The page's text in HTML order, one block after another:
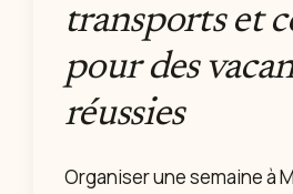
transports et
pour des
réussies
Organiser une semaine à